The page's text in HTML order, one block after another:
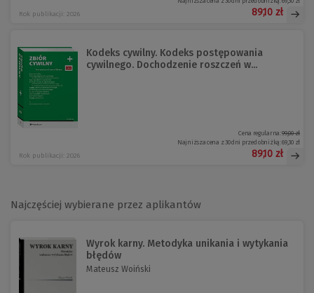
Rok publikacji: 2026 89,10 zł
Kodeks cywilny. Kodeks postępowania
cywilnego. Dochodzenie roszczeń w...
Rok publikacji: 2026
Cena regularna:99,00 zł
Najniższa cena z 30 dni przed obniżką:69,30 zł
89,10 zł
Najczęściej wybierane przez aplikantów
Wyrok karny. Metodyka unikania i wytykania
błędów
Mateusz Woiński